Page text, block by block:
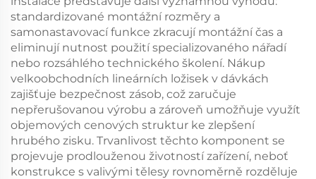
standardizované montážní rozměry a
samonastavovací funkce zkracují montážní čas a
eliminují nutnost použití specializovaného nářadí
nebo rozsáhlého technického školení. Nákup
velkoobchodních lineárních ložisek v dávkách
zajišťuje bezpečnost zásob, což zaručuje
nepřerušovanou výrobu a zároveň umožňuje využít
objemových cenových struktur ke zlepšení
hrubého zisku. Trvanlivost těchto komponent se
projevuje prodlouženou životností zařízení, neboť
konstrukce s valivými tělesy rovnoměrně rozděluje